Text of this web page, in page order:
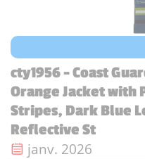
cty1956 - Coast
Orange Jacket with
Stripes, Dark Blue
Reflective St
Date de sortie :
janv. 2026